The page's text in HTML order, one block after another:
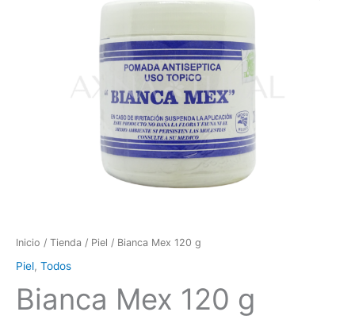
Inicio / Tienda / Piel / Bianca Mex 120 g
Piel, Todos
Bianca Mex 120 g